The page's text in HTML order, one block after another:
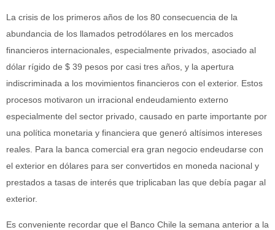
La crisis de los primeros años de los 80 consecuencia de la
abundancia de los llamados petrodólares en los mercados
financieros internacionales, especialmente privados, asociado al
dólar rígido de $ 39 pesos por casi tres años, y la apertura
indiscriminada a los movimientos financieros con el exterior. Estos
procesos motivaron un irracional endeudamiento externo
especialmente del sector privado, causado en parte importante por
una política monetaria y financiera que generó altísimos intereses
reales. Para la banca comercial era gran negocio endeudarse con
el exterior en dólares para ser convertidos en moneda nacional y
prestados a tasas de interés que triplicaban las que debía pagar al
exterior.
Es conveniente recordar que el Banco Chile la semana anterior a la